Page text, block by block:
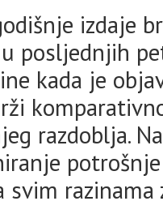
izdaje
posljednjih
kada je
razdoblja.
razinama